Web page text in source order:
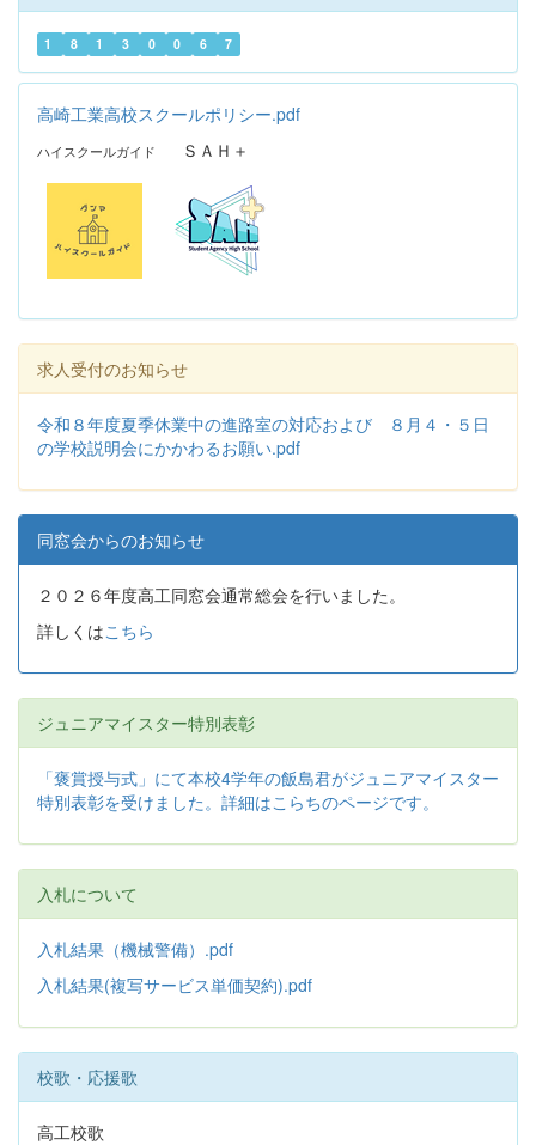
1 8 1 3 0 0 6 7
高崎工業高校スクールポリシー.pdf
ハイスクールガイド ＳＡＨ＋
求人受付のお知らせ
令和８年度夏季休業中の進路室の対応および ８月４・５日
の学校説明会にかかわるお願い.pdf
同窓会からのお知らせ
２０２６年度高工同窓会通常総会を行いました。
詳しくはこちら
ジュニアマイスター特別表彰
「褒賞授与式」にて本校4学年の飯島君がジュニアマイスター
特別表彰を受けました。詳細はこらちのページです。
入札について
入札結果（機械警備）.pdf
入札結果(複写サービス単価契約).pdf
校歌・応援歌
高工校歌